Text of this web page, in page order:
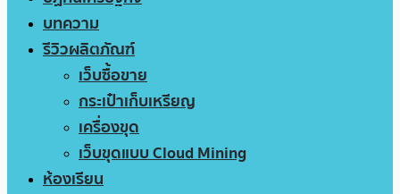
บทความ
รีวิวผลิตภัณฑ์
เว็บซื้อขาย
กระเป๋าเก็บเหรียญ
เครื่องขุด
เว็บขุดแบบ Cloud Mining
ห้องเรียน